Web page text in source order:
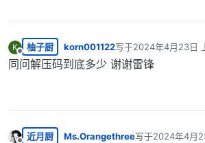
K
离线
柚子厨 korn001122写于2024年4月23日
最后由 编辑
同问解压码到底多少 谢谢雷锋
近月厨 Ms.Orangethree写于2024年4月